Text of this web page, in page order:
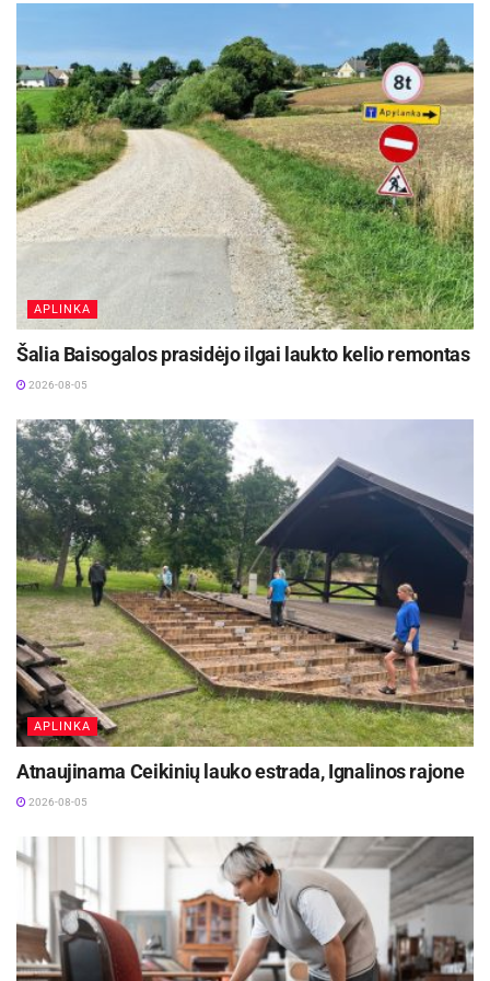
Gyventojų ir miesto svečių prašome būti
atidiems, vadovautis laikinaisiais kelio ženklais
bei eismo organizavimo sprendiniais ir, esant
galimybei, iš anksto planuoti savo maršrutus.
Dedamos visos pastangos, kad darbai būtų atlikti
kuo sklandžiau ir per trumpiausią įmanomą laiką.
Kupiškio rajono savivaldybė
APLINKA
Šalia Baisogalos prasidėjo ilgai laukto kelio remontas
2026-08-05
APLINKA
Atnaujinama Ceikinių lauko estrada, Ignalinos rajone
2026-08-05